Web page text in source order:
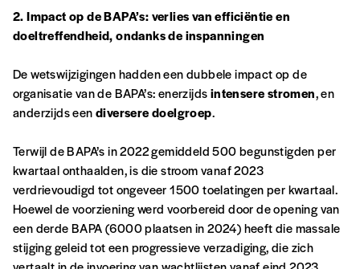
5€*
Je m'abonne à l'Imag
Format papier (livraison uniquement
en Belgique)
Format numérique
Je commande au numéro
2. Impact op de BAPA’s: verlies van efficiëntie en
doeltreffendheid, ondanks de inspanningen
De wetswijzigingen hadden een dubbele impact op de
organisatie van de BAPA’s: enerzijdsintensere stromen, en
anderzijds eendiversere doelgroep.
Terwijl de BAPA’s in 2022 gemiddeld 500 begunstigden per
kwartaal onthaalden, is die stroom vanaf 2023
verdrievoudigd tot ongeveer 1500 toelatingen per kwartaal.
Hoewel de voorziening werd voorbereid door de opening van
een derde BAPA (6000 plaatsen in 2024) heeft die massale
stijging geleid tot een progressieve verzadiging, die zich